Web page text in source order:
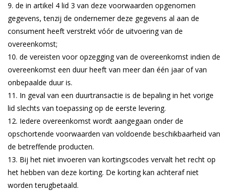
de in artikel 4 lid 3 van deze voorwaarden opgenomen
gegevens, tenzij de ondernemer deze gegevens al aan de
consument heeft verstrekt vóór de uitvoering van de
overeenkomst;
de vereisten voor opzegging van de overeenkomst indien de
overeenkomst een duur heeft van meer dan één jaar of van
onbepaalde duur is.
In geval van een duurtransactie is de bepaling in het vorige
lid slechts van toepassing op de eerste levering.
Iedere overeenkomst wordt aangegaan onder de
opschortende voorwaarden van voldoende beschikbaarheid van
de betreffende producten.
Bij het niet invoeren van kortingscodes vervalt het recht op
het hebben van deze korting. De korting kan achteraf niet
worden terugbetaald.